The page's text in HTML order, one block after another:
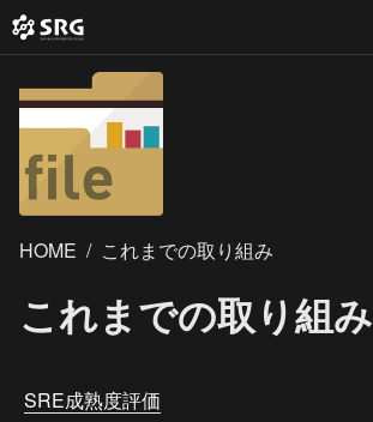
HOME / これまでの取り組み
これまでの取り組み
SRE成熟度評価